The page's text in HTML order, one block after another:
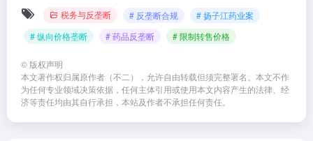
税务与反垄断 # 反垄断合规
# 扬子江药业案
# 纵向价格垄断
# 药品反垄断 # 限制转售价格
© 版权声明
本文著作权归属原作者（不二），允许自由转载但须完整署名。本文不作
为任何专业领域决策依据，任何主体引用或使用本文内容产生的法律、经
济等责任均由其自行承担，本站及作者不承担任何责任。